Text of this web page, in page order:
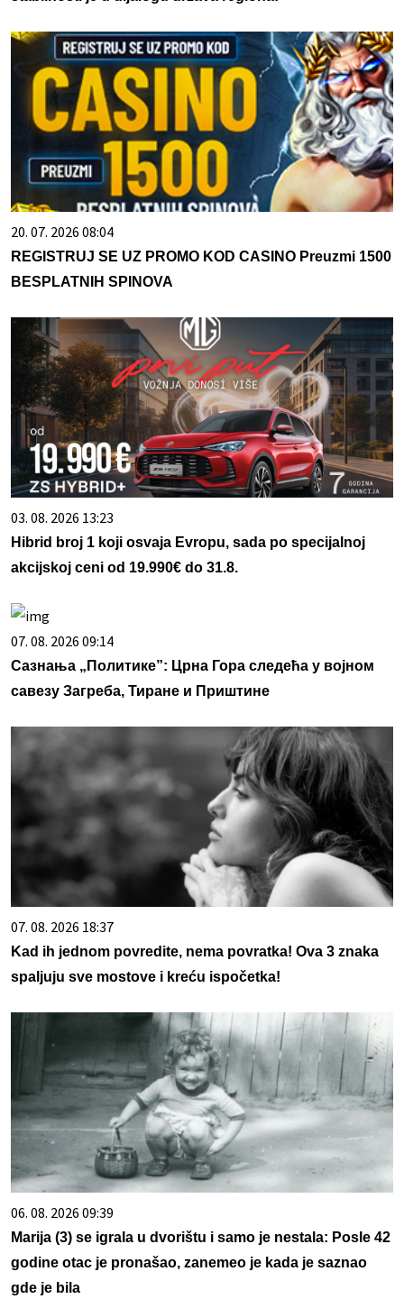
20. 07. 2026 08:04
REGISTRUJ SE UZ PROMO KOD CASINO Preuzmi 1500
BESPLATNIH SPINOVA
03. 08. 2026 13:23
Hibrid broj 1 koji osvaja Evropu, sada po specijalnoj
akcijskoj ceni od 19.990€ do 31.8.
07. 08. 2026 09:14
Сазнања „Политике”: Црна Гора следећа у војном
савезу Загреба, Тиране и Приштине
07. 08. 2026 18:37
Kad ih jednom povredite, nema povratka! Ova 3 znaka
spaljuju sve mostove i kreću ispočetka!
06. 08. 2026 09:39
Marija (3) se igrala u dvorištu i samo je nestala: Posle 42
godine otac je pronašao, zanemeo je kada je saznao
gde je bila